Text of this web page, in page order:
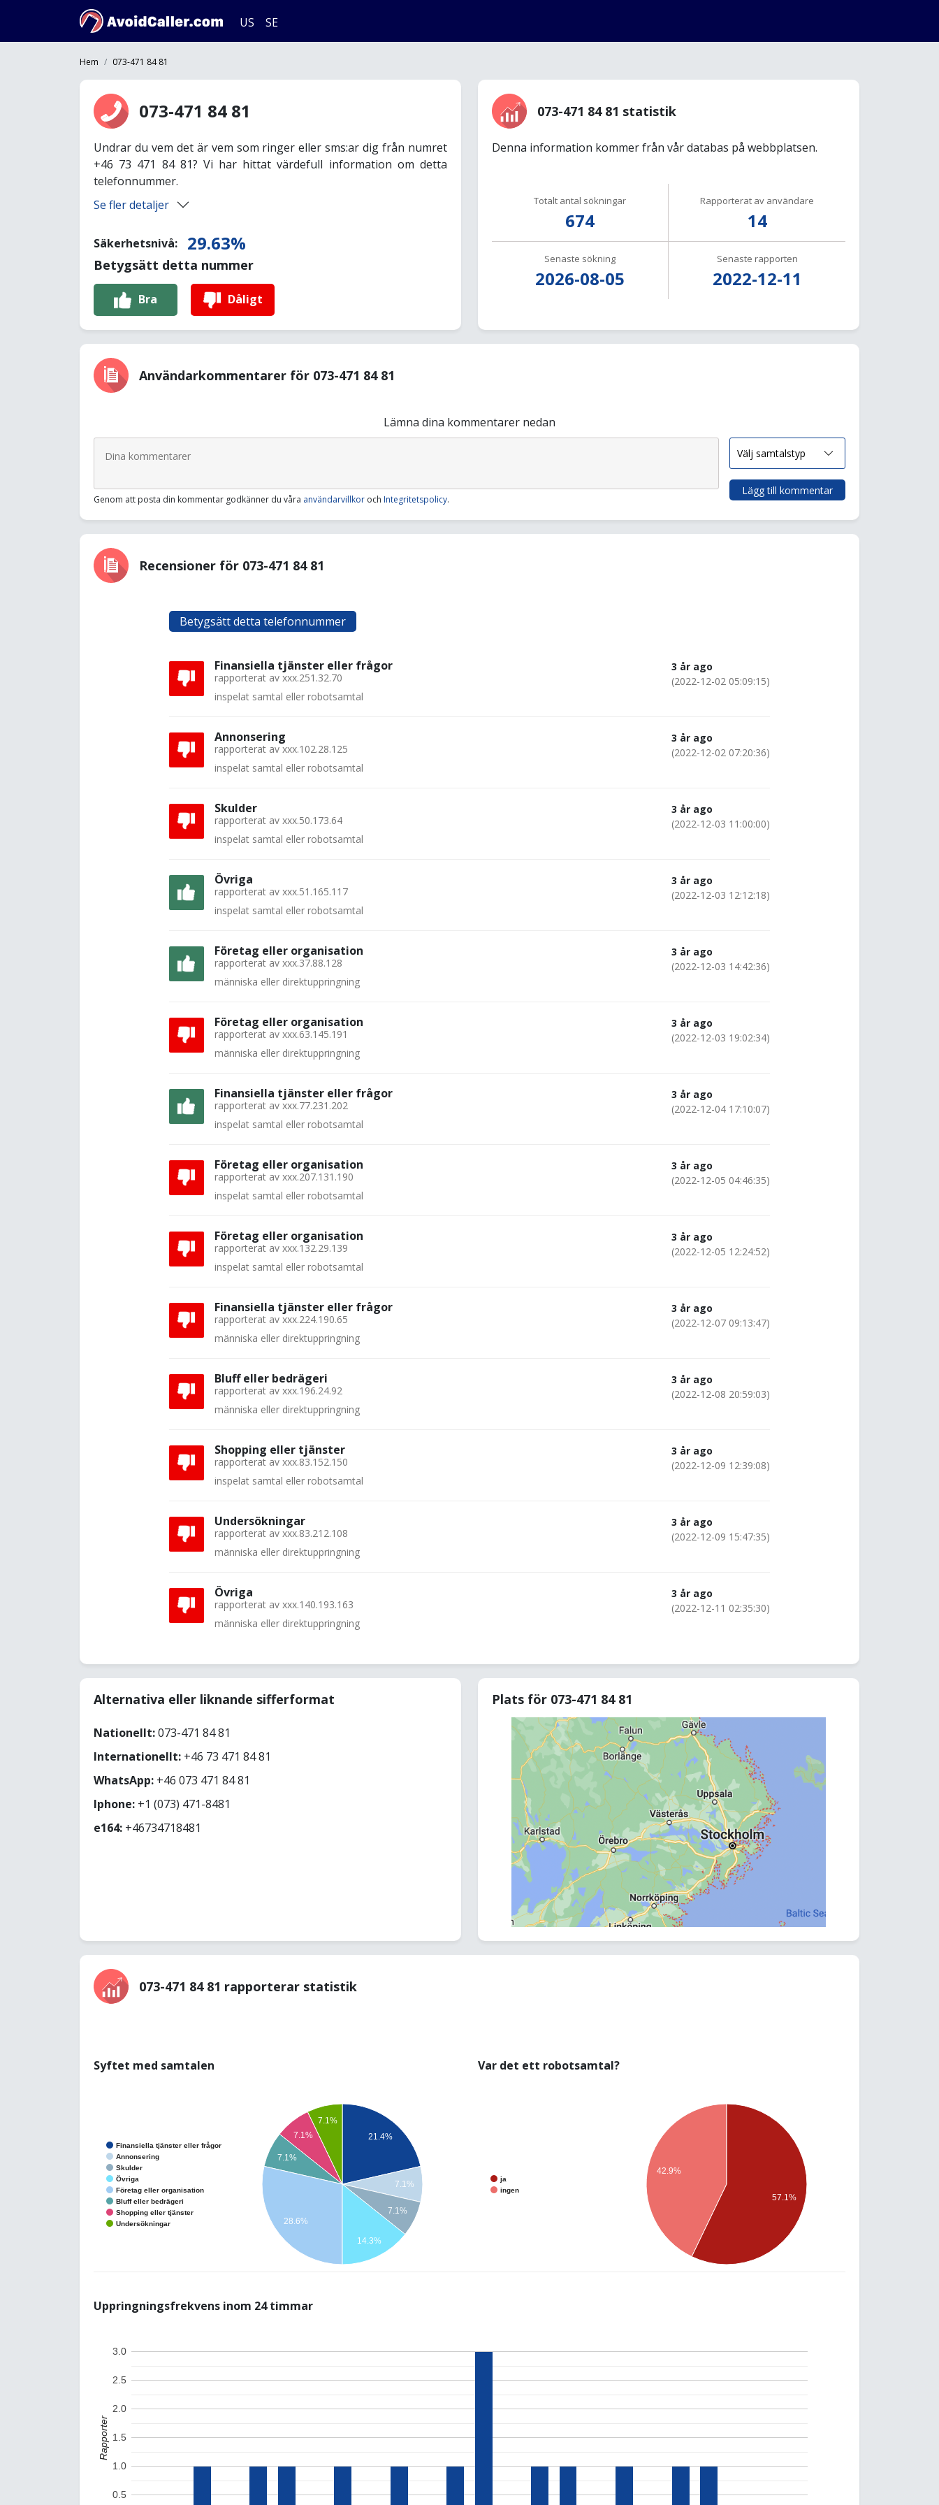
US SE
Hem 073-471 84 81
073-471 84 81
Undrar du vem det är vem som ringer eller sms:ar dig från numret
+46 73 471 84 81? Vi har hittat värdefull information om detta
telefonnummer.
Se fler detaljer
Säkerhetsnivå: 29.63%
Betygsätt detta nummer
Bra Dåligt
073-471 84 81 statistik
Denna information kommer från vår databas på webbplatsen.
Totalt antal sökningar
674
Rapporterat av användare
14
Senaste sökning
2026-08-05
Senaste rapporten
2022-12-11
Användarkommentarer för 073-471 84 81
Lämna dina kommentarer nedan
Genom att posta din kommentar godkänner du våra användarvillkor och Integritetspolicy.
Lägg till kommentar
Recensioner för 073-471 84 81
Betygsätt detta telefonnummer
Finansiella tjänster eller frågor
rapporterat av xxx.251.32.70
inspelat samtal eller robotsamtal
3 år ago
(2022-12-02 05:09:15)
Annonsering
rapporterat av xxx.102.28.125
inspelat samtal eller robotsamtal
3 år ago
(2022-12-02 07:20:36)
Skulder
rapporterat av xxx.50.173.64
inspelat samtal eller robotsamtal
3 år ago
(2022-12-03 11:00:00)
Övriga
rapporterat av xxx.51.165.117
inspelat samtal eller robotsamtal
3 år ago
(2022-12-03 12:12:18)
Företag eller organisation
rapporterat av xxx.37.88.128
människa eller direktuppringning
3 år ago
(2022-12-03 14:42:36)
Företag eller organisation
rapporterat av xxx.63.145.191
människa eller direktuppringning
3 år ago
(2022-12-03 19:02:34)
Finansiella tjänster eller frågor
rapporterat av xxx.77.231.202
inspelat samtal eller robotsamtal
3 år ago
(2022-12-04 17:10:07)
Företag eller organisation
rapporterat av xxx.207.131.190
inspelat samtal eller robotsamtal
3 år ago
(2022-12-05 04:46:35)
Företag eller organisation
rapporterat av xxx.132.29.139
inspelat samtal eller robotsamtal
3 år ago
(2022-12-05 12:24:52)
Finansiella tjänster eller frågor
rapporterat av xxx.224.190.65
människa eller direktuppringning
3 år ago
(2022-12-07 09:13:47)
Bluff eller bedrägeri
rapporterat av xxx.196.24.92
människa eller direktuppringning
3 år ago
(2022-12-08 20:59:03)
Shopping eller tjänster
rapporterat av xxx.83.152.150
inspelat samtal eller robotsamtal
3 år ago
(2022-12-09 12:39:08)
Undersökningar
rapporterat av xxx.83.212.108
människa eller direktuppringning
3 år ago
(2022-12-09 15:47:35)
Övriga
rapporterat av xxx.140.193.163
människa eller direktuppringning
3 år ago
(2022-12-11 02:35:30)
Alternativa eller liknande sifferformat
Nationellt:073-471 84 81
Internationellt: +46 73 471 84 81
WhatsApp: +46 073 471 84 81
Iphone: +1 (073) 471-8481
e164: +46734718481
Plats för 073-471 84 81
073-471 84 81 rapporterar statistik
Syftet med samtalen
Finansiella tjänster eller frågor
Annonsering
Skulder
Övriga
Företag eller organisation
Bluff eller bedrägeri
Shopping eller tjänster
Undersökningar
21.4%
7.1%
7.1%
7.1%
7.1%
7.1%
28.6%
14.3%
Var det ett robotsamtal?
ja
ingen
42.9%
57.1%
Uppringningsfrekvens inom 24 timmar
0.5
1.0
1.5
2.0
2.5
3.0
Rapporter